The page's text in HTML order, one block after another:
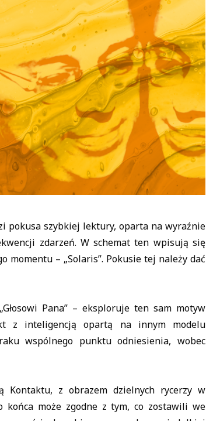
pokusa szybkiej lektury, oparta na wyraźnie
zdarzeń. W schemat ten wpisują się
momentu – „Solaris”. Pokusie tej należy dać
Pana” – eksploruje ten sam motyw
z inteligencją opartą na innym modelu
wspólnego punktu odniesienia, wobec
Kontaktu, z obrazem dzielnych rycerzy w
końca może zgodne z tym, co zostawili we